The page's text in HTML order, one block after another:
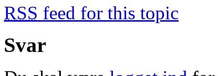
RSS feed for this topic
Svar